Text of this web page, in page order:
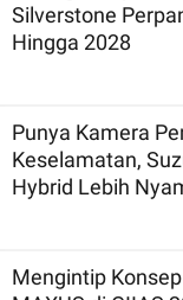
Silverstone
Hingga 2028
Punya Kamera
Keselamatan,
Hybrid Lebih
Mengintip